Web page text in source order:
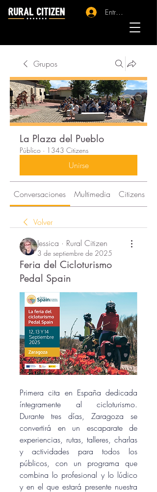
Entrar - Registro
Grupos
La Plaza del Pueblo
Público · 1343 Citizens
Unirse
Conversaciones Multimedia Citizens
Volver
Jessica · Rural Citizen
3 de septiembre de 2025
Feria del Cicloturismo
Pedal Spain
Primera cita en España dedicada
íntegramente al cicloturismo.
Durante tres días, Zaragoza se
convertirá en un escaparate de
experiencias, rutas, talleres, charlas
y actividades para todos los
públicos, con un programa que
combina lo profesional y lo lúdico
y en el que estará presente nuestra